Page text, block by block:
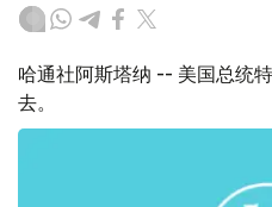
哈通社阿斯塔纳 -- 美国总统
去。